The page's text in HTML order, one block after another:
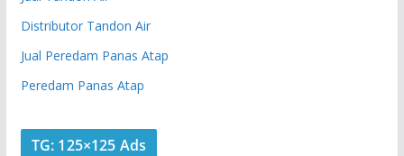
Distributor Tandon Air
Jual Peredam Panas Atap
Peredam Panas Atap
TG: 125×125 Ads